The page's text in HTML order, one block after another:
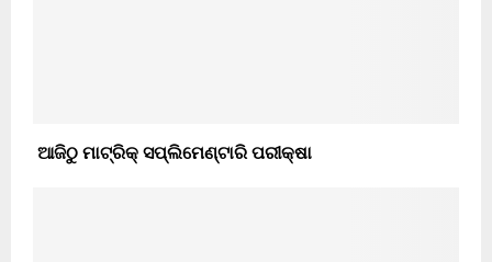
ଆଜିଠୁ ମାଟ୍ରିକ୍ ସପ୍ଲିମେଣ୍ଟାରି ପରୀକ୍ଷା